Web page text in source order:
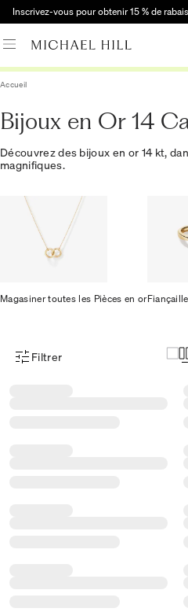
Inscrivez-vous pour obtenir 15 % de
Accueil
Bijoux en Or 14
Découvrez des bijoux en or 14 kt,
magnifiques.
Magasiner toutes les Pièces en or
Menu des filtres d'articles
Filtrer